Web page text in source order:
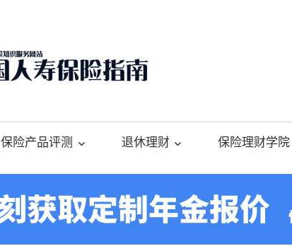
国
人
寿
保险产品评测 退休理财 保险理财学院